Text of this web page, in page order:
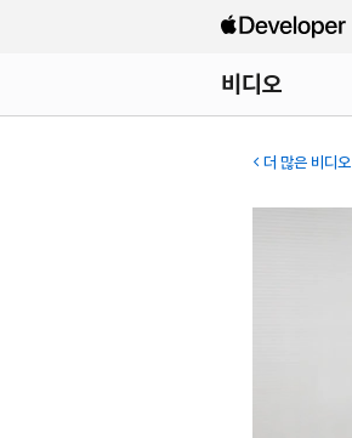
비디오
더 많은 비디오